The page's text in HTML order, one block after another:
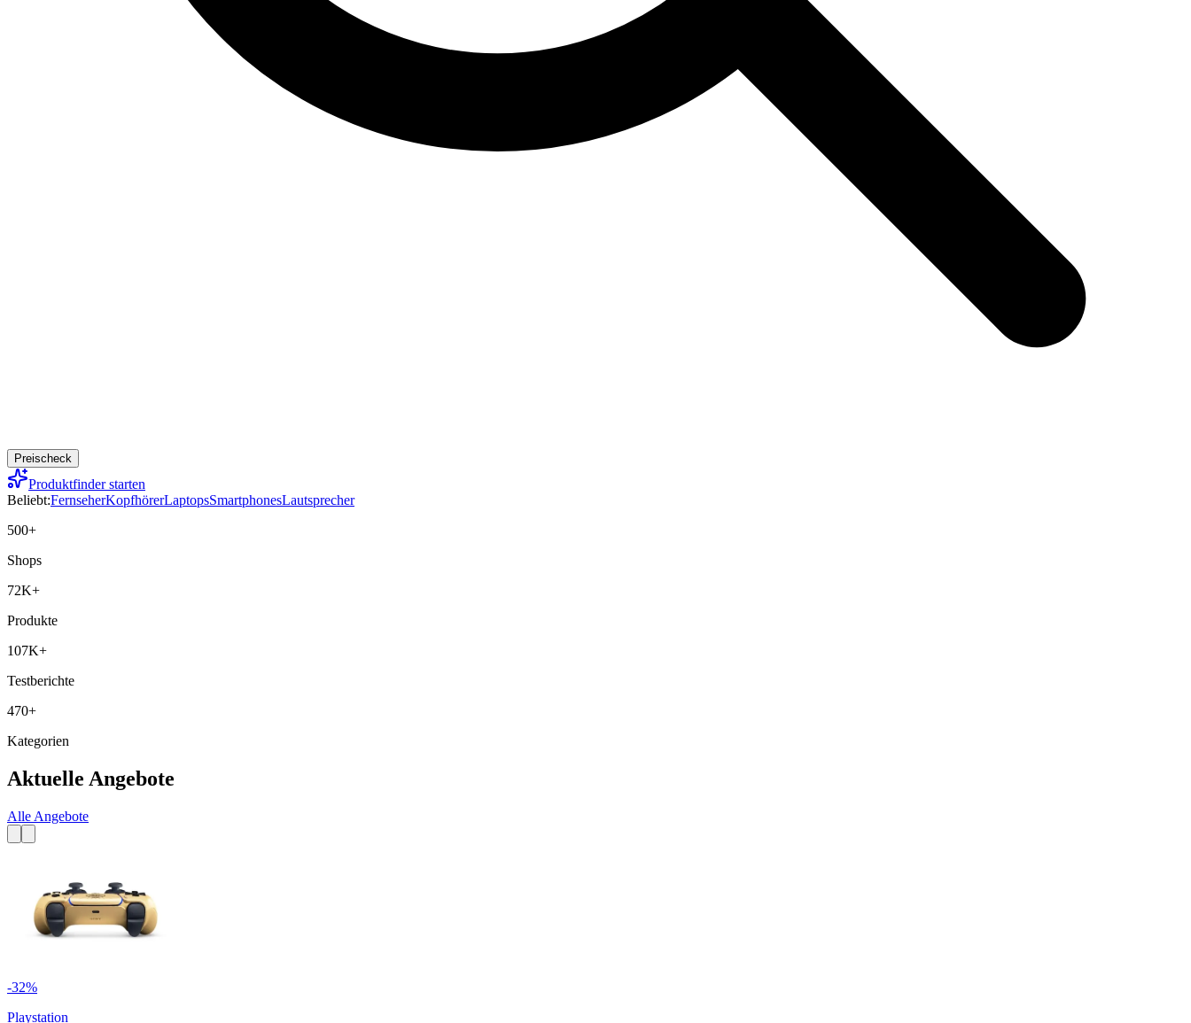
Preischeck
Produktfinder starten
Beliebt:FernseherKopfhörerLaptopsSmartphonesLautsprecher
500+
Shops
72K+
Produkte
107K+
Testberichte
470+
Kategorien
Aktuelle Angebote
Alle Angebote
-32%
Playstation